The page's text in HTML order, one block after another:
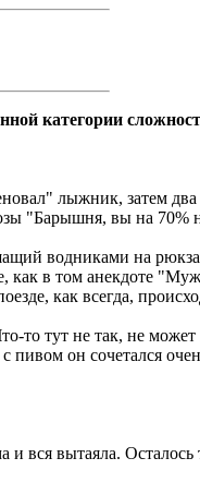
категории
лыжник, затем
"Барышня, вы на 70%
водниками на
как в том анекдоте
как всегда,
тут не так, не может
пивом он сочетался
вся вытаяла.